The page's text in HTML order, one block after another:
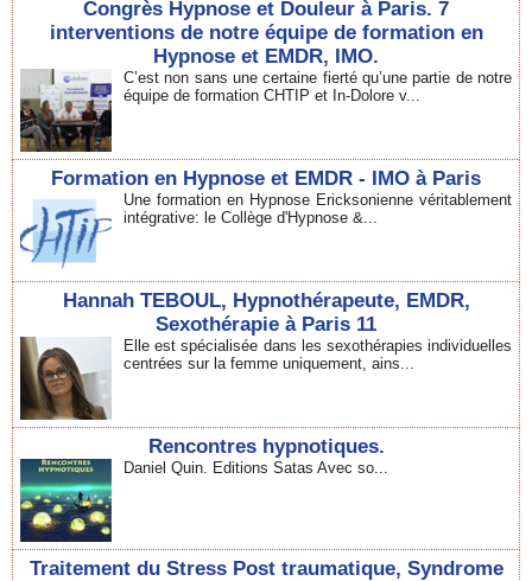
Congrès Hypnose et Douleur à Paris. 7
interventions de notre équipe de formation en
Hypnose et EMDR, IMO.
C’est non sans une certaine fierté qu’une partie de notre
équipe de formation CHTIP et In-Dolore v...
Formation en Hypnose et EMDR - IMO à Paris
Une formation en Hypnose Ericksonienne véritablement
intégrative: le Collège d'Hypnose &...
Hannah TEBOUL, Hypnothérapeute, EMDR,
Sexothérapie à Paris 11
Elle est spécialisée dans les sexothérapies individuelles
centrées sur la femme uniquement, ains...
Rencontres hypnotiques.
Daniel Quin. Editions Satas Avec so...
Traitement du Stress Post traumatique, Syndrome